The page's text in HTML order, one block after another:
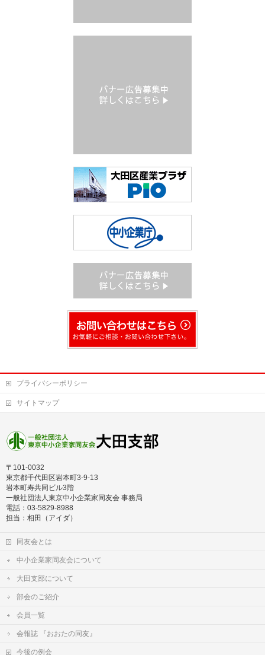
プライバシーポリシー
サイトマップ
〒101-0032
東京都千代田区岩本町3-9-13
岩本町寿共同ビル3階
一般社団法人東京中小企業家同友会 事務局
電話：03-5829-8988
担当：相田（アイダ）
同友会とは
中小企業家同友会について
大田支部について
部会のご紹介
会員一覧
会報誌 『おおたの同友』
今後の例会